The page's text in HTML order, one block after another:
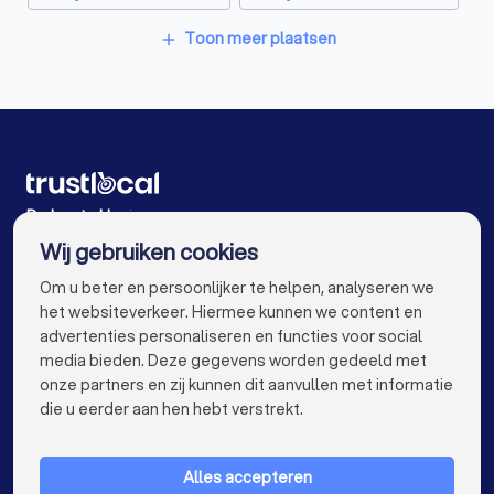
Klusjesmannen in Bornem
Klusjesmannen in Aalst
Klusjesmannen in Brugge
Klusjesmannen in Mechelen
Klusjesmannen in Kortrijk
Klusjesmannen in Sint-Niklaas
Klusjesmannen in Genk
Klusjesmannen in Roeselare
Klusjesmannen in Beringen
add Toon meer plaatsen
De beste klusjesmannen voor u
VOOR PARTICULIEREN keyboard_arrow_down
Wij gebruiken cookies
Om u beter en persoonlijker te helpen, analyseren we
het websiteverkeer. Hiermee kunnen we content en
advertenties personaliseren en functies voor social
media bieden. Deze gegevens worden gedeeld met
onze partners en zij kunnen dit aanvullen met informatie
die u eerder aan hen hebt verstrekt.
Alles accepteren